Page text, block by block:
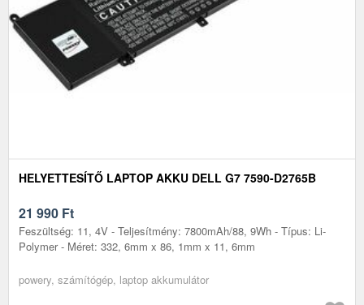
HELYETTESÍTŐ LAPTOP AKKU DELL G7 7590-D2765B
21 990 Ft
Feszültség: 11, 4V - Teljesítmény: 7800mAh/88, 9Wh - Típus: Li-
Polymer - Méret: 332, 6mm x 86, 1mm x 11, 6mm
powery, számítógép, laptop akkumulátor